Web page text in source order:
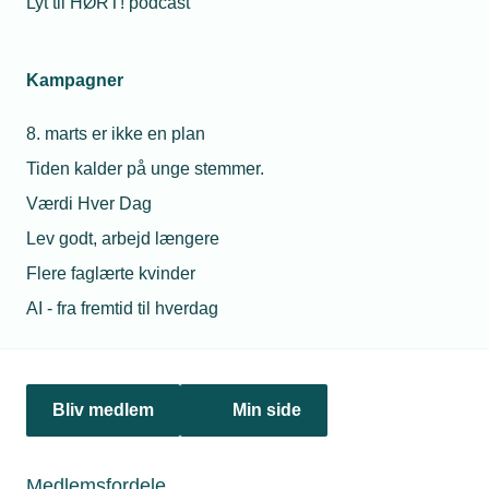
Kampagner
8. marts er ikke en plan
Tiden kalder på unge stemmer.
Værdi Hver Dag
Lev godt, arbejd længere
Flere faglærte kvinder
AI - fra fremtid til hverdag
Bliv medlem Min side
Vi har netop ansat en timelønnet medarbejder. Han har
tvivl, om han har ret til at få fri på de dage, hvor han skal i
Netværk & aktiviteter